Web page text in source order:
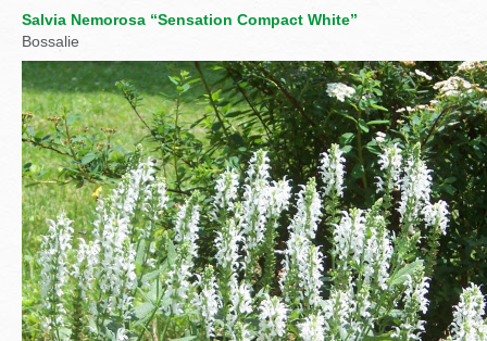
Salvia Nemorosa “Sensation Compact White”
Bossalie